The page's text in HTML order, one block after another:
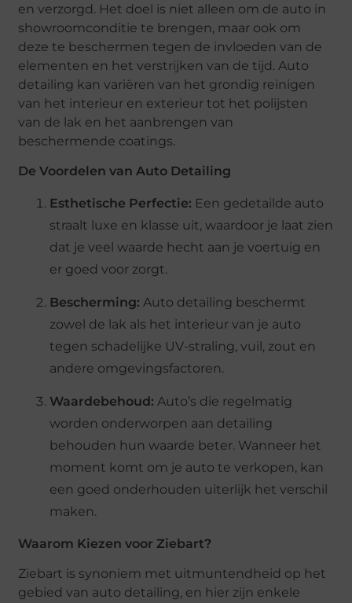
en verzorgd. Het doel is niet alleen om de auto in
showroomconditie te brengen, maar ook om
deze te beschermen tegen de invloeden van de
elementen en het verstrijken van de tijd. Auto
detailing kan variëren van het grondig reinigen
van het interieur en exterieur tot het polijsten
van de lak en het aanbrengen van
beschermende coatings.
De Voordelen van Auto Detailing
Esthetische Perfectie: Een gedetailde auto
straalt luxe en klasse uit, waardoor je laat zien
dat je veel waarde hecht aan je voertuig en
er goed voor zorgt.
Bescherming: Auto detailing beschermt
zowel de lak als het interieur van je auto
tegen schadelijke UV-straling, vuil, zout en
andere omgevingsfactoren.
Waardebehoud: Auto’s die regelmatig
worden onderworpen aan detailing
behouden hun waarde beter. Wanneer het
moment komt om je auto te verkopen, kan
een goed onderhouden uiterlijk het verschil
maken.
Waarom Kiezen voor Ziebart?
Ziebart is synoniem met uitmuntendheid op het
gebied van auto detailing, en hier zijn enkele